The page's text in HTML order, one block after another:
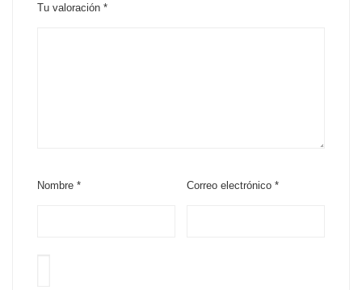
Tu valoración *
Nombre * Correo electrónico*